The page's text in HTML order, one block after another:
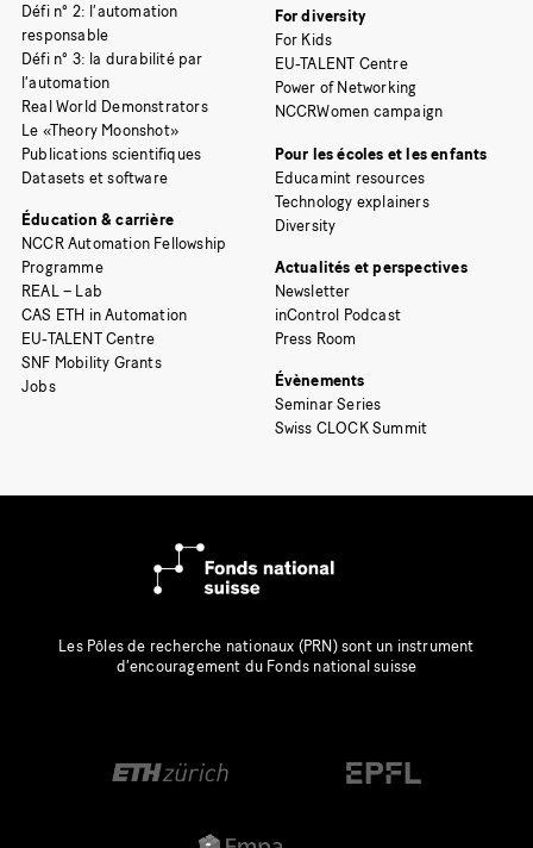
Défi n° 2: l’automation
responsable
Défi n° 3: la durabilité par
l’automation
Real World Demonstrators
Le «Theory Moonshot»
Publications scientifiques
Datasets et software
Éducation & carrière
NCCR Automation Fellowship
Programme
REAL – Lab
CAS ETH in Automation
EU-TALENT Centre
SNF Mobility Grants
Jobs
For diversity
For Kids
EU-TALENT Centre
Power of Networking
NCCRWomen campaign
Pour les écoles et les enfants
Educamint resources
Technology explainers
Diversity
Actualités et perspectives
Newsletter
inControl Podcast
Press Room
Évènements
Seminar Series
Swiss CLOCK Summit
Les Pôles de recherche nationaux (PRN) sont un instrument
d’encouragement du Fonds national suisse